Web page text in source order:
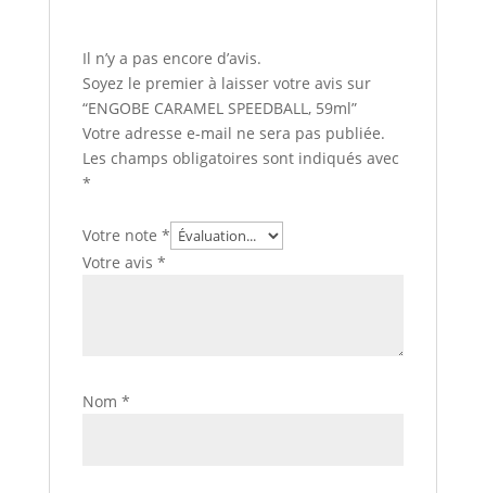
Il n’y a pas encore d’avis.
Soyez le premier à laisser votre avis sur
“ENGOBE CARAMEL SPEEDBALL, 59ml”
Votre adresse e-mail ne sera pas publiée.
Les champs obligatoires sont indiqués avec
*
Votre note *
Votre avis *
Nom *